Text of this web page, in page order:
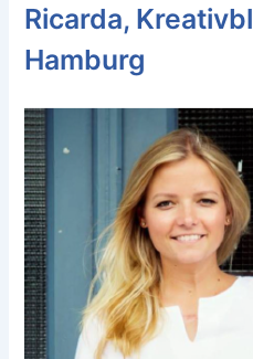
Ricarda,
Hamburg